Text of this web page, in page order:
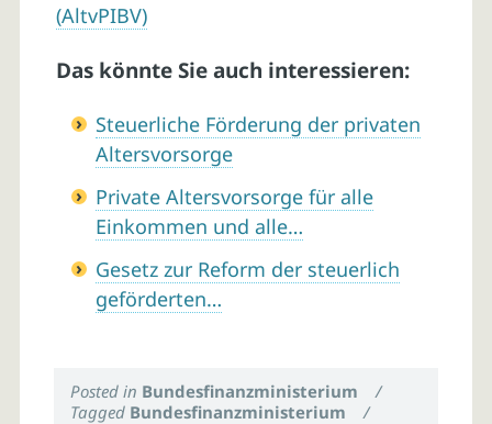
(AltvPIBV)
Das könnte Sie auch interessieren:
Steuerliche Förderung der privaten
Altersvorsorge
Private Altersvorsorge für alle
Einkommen und alle…
Gesetz zur Reform der steuerlich
geförderten…
Posted in Bundesfinanzministerium
/
Tagged Bundesfinanzministerium /